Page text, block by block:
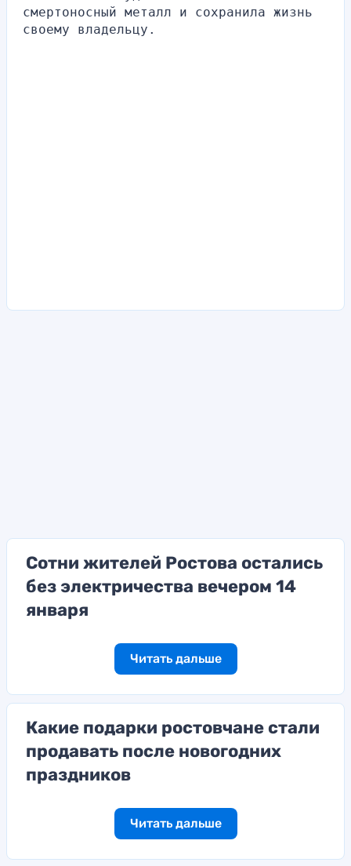
смертоносный металл и сохранила жизнь
своему владельцу.
Сотни жителей Ростова остались
без электричества вечером 14
января
Читать дальше
Какие подарки ростовчане стали
продавать после новогодних
праздников
Читать дальше